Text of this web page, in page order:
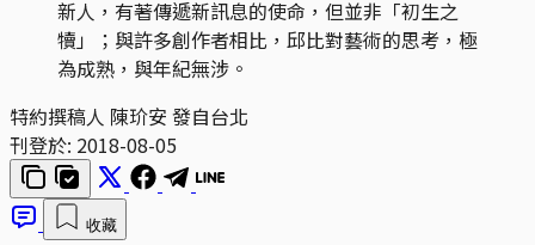
新人，有著傳遞新訊息的使命，但並非「初生之
犢」；與許多創作者相比，邱比對藝術的思考，極
為成熟，與年紀無涉。
特約撰稿人 陳玠安 發自台北
刊登於: 2018-08-05
收藏